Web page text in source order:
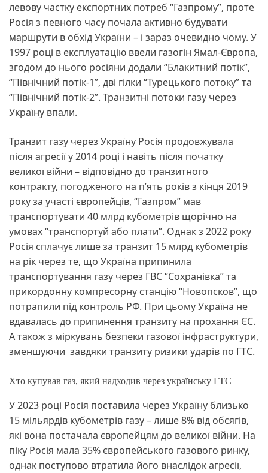
левову частку експортних потреб “Газпрому”, проте
Росія з певного часу почала активно будувати
маршрути в обхід України – і зараз очевидно чому. У
1997 році в експлуатацію ввели газогін Ямал-Європа,
згодом до нього росіяни додали “Блакитний потік”,
“Північний потік-1”, дві гілки “Турецького потоку” та
“Північний потік-2”. Транзитні потоки газу через
Україну впали.
Транзит газу через Україну Росія продовжувала
після агресії у 2014 році і навіть після початку
великої війни – відповідно до транзитного
контракту, погодженого на п’ять років з кінця 2019
року за участі європейців, “Газпром” мав
транспортувати 40 млрд кубометрів щорічно на
умовах “транспортуй або плати”. Однак з 2022 року
Росія сплачує лише за транзит 15 млрд кубометрів
на рік через те, що Україна припинила
транспортування газу через ГВС “Сохранівка” та
прикордонну компресорну станцію “Новопсков”, що
потрапили під контроль РФ. При цьому Україна не
вдавалась до припинення транзиту на прохання ЄС.
А також з міркувань безпеки газової інфраструктури,
зменшуючи завдяки транзиту ризики ударів по ГТС.
Хто купував газ, який надходив через українську ГТС
У 2023 році Росія поставила через Україну близько
15 мільярдів кубометрів газу – лише 8% від обсягів,
які вона постачала європейцям до великої війни. На
піку Росія мала 35% європейського газового ринку,
однак поступово втратила його внаслідок агресії,